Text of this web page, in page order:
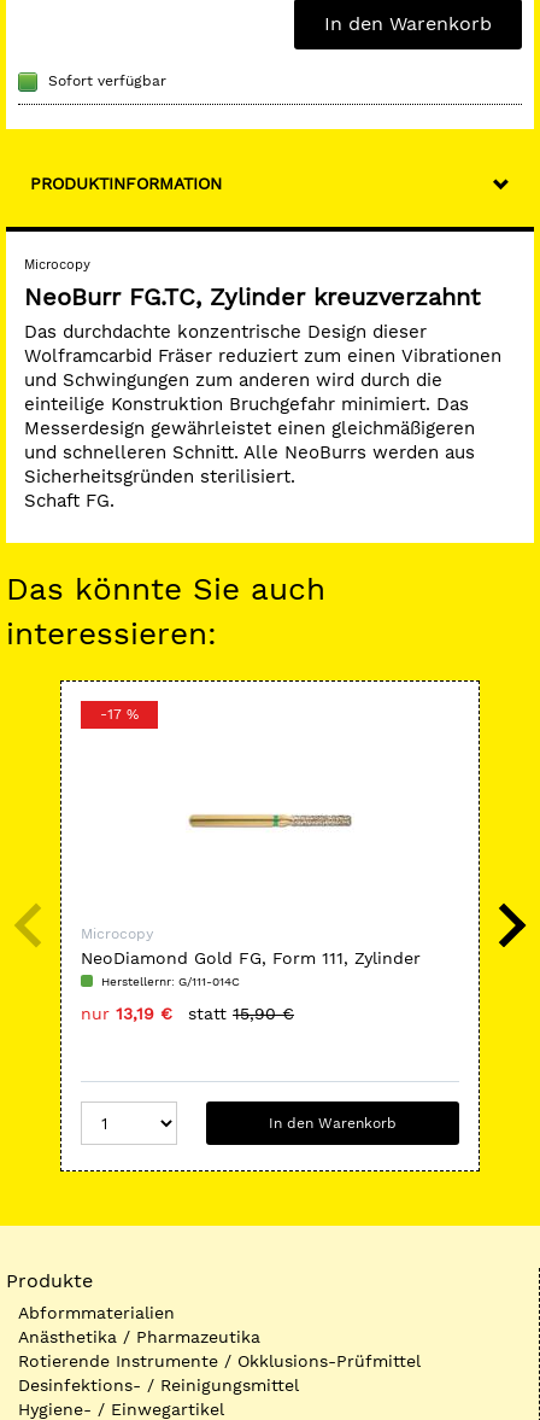
In den Warenkorb
Sofort verfügbar
PRODUKTINFORMATION
Microcopy
NeoBurr FG.TC, Zylinder kreuzverzahnt
Das durchdachte konzentrische Design dieser
Wolframcarbid Fräser reduziert zum einen Vibrationen
und Schwingungen zum anderen wird durch die
einteilige Konstruktion Bruchgefahr minimiert. Das
Messerdesign gewährleistet einen gleichmäßigeren
und schnelleren Schnitt. Alle NeoBurrs werden aus
Sicherheitsgründen sterilisiert.
Schaft FG.
Das könnte Sie auch
interessieren:
-17 %
Microcopy
NeoDiamond Gold FG, Form 111, Zylinder
flachHerstellernr: G/111-014C
nur 13,19 € statt 15,90 €
In den Warenkorb
Produkte
Abformmaterialien
Anästhetika / Pharmazeutika
Rotierende Instrumente / Okklusions-Prüfmittel
Desinfektions- / Reinigungsmittel
Hygiene- / Einwegartikel